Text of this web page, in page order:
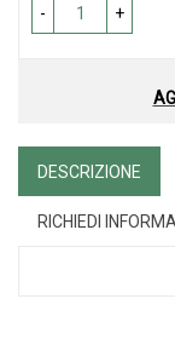
- +
DESCRIZIONE
RICHIEDI